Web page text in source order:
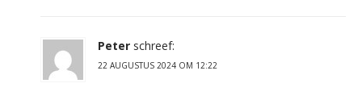
Peter schreef:
22 AUGUSTUS 2024 OM 12:22